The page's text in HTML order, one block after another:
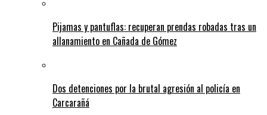
Pijamas y pantuflas: recuperan prendas robadas tras un
allanamiento en Cañada de Gómez
Dos detenciones por la brutal agresión al policía en
Carcarañá